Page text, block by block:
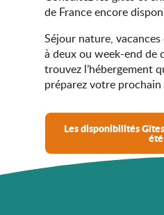
de France encore
Séjour nature,
à deux ou week-end de
trouvez l’hébergement
préparez votre prochain
Les disponibilités
été